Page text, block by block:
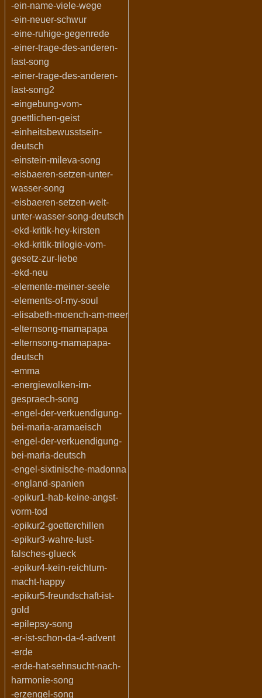
-ein-name-viele-wege
-ein-neuer-schwur
-eine-ruhige-gegenrede
-einer-trage-des-anderen-
last-song
-einer-trage-des-anderen-
last-song2
-eingebung-vom-
goettlichen-geist
-einheitsbewusstsein-
deutsch
-einstein-mileva-song
-eisbaeren-setzen-unter-
wasser-song
-eisbaeren-setzen-welt-
unter-wasser-song-deutsch
-ekd-kritik-hey-kirsten
-ekd-kritik-trilogie-vom-
gesetz-zur-liebe
-ekd-neu
-elemente-meiner-seele
-elements-of-my-soul
-elisabeth-moench-am-meer
-elternsong-mamapapa
-elternsong-mamapapa-
deutsch
-emma
-energiewolken-im-
gespraech-song
-engel-der-verkuendigung-
bei-maria-aramaeisch
-engel-der-verkuendigung-
bei-maria-deutsch
-engel-sixtinische-madonna
-england-spanien
-epikur1-hab-keine-angst-
vorm-tod
-epikur2-goetterchillen
-epikur3-wahre-lust-
falsches-glueck
-epikur4-kein-reichtum-
macht-happy
-epikur5-freundschaft-ist-
gold
-epilepsy-song
-er-ist-schon-da-4-advent
-erde
-erde-hat-sehnsucht-nach-
harmonie-song
-erzengel-song